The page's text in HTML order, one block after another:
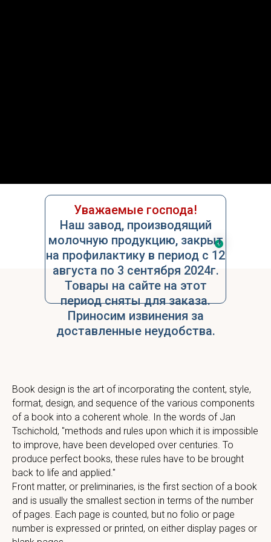
Уважаемые господа!
Наш завод, производящий
молочную продукцию, закрыт
на профилактику в период с 12
августа по 3 сентября 2024г.
Товары на сайте на этот
период сняты для заказа.
Приносим извинения за
доставленные неудобства.
Book design is the art of incorporating the content, style,
format, design, and sequence of the various components
of a book into a coherent whole. In the words of Jan
Tschichold, "methods and rules upon which it is impossible
to improve, have been developed over centuries. To
produce perfect books, these rules have to be brought
back to life and applied."
Front matter, or preliminaries, is the first section of a book
and is usually the smallest section in terms of the number
of pages. Each page is counted, but no folio or page
number is expressed or printed, on either display pages or